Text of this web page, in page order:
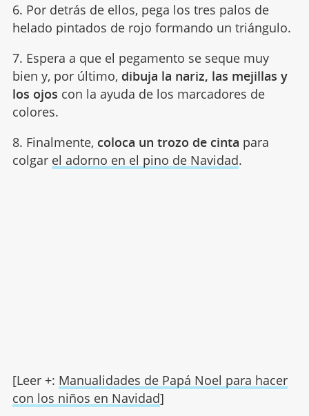
6. Por detrás de ellos, pega los tres palos de
helado pintados de rojo formando un triángulo.
7. Espera a que el pegamento se seque muy
bien y, por último, dibuja la nariz, las mejillas y
los ojos con la ayuda de los marcadores de
colores.
8. Finalmente, coloca un trozo de cinta para
colgar el adorno en el pino de Navidad.
[Leer +: Manualidades de Papá Noel para hacer
con los niños en Navidad]